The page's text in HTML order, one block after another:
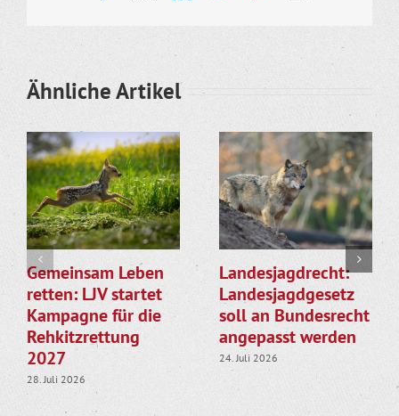
Ähnliche Artikel
Gemeinsam Leben
retten: LJV startet
Kampagne für die
Rehkitzrettung
2027
28. Juli 2026
Landesjagdrecht:
Landesjagdgesetz
soll an Bundesrecht
angepasst werden
24. Juli 2026